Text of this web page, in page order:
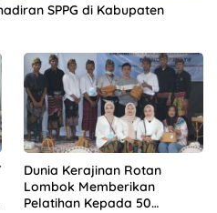
SPPG di Kabupaten
Dunia Kerajinan Rotan
Lombok Memberikan
Pelatihan Kepada 50